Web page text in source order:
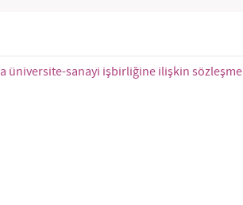
üniversite-sanayi işbirliğine ilişkin sözleşme